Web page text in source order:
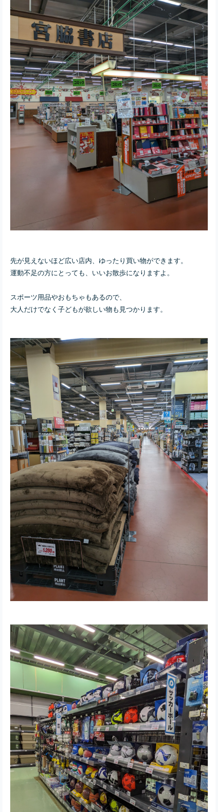
先が見えないほど広い店内、ゆったり買い物ができます。
運動不足の方にとっても、いいお散歩になりますよ。
スポーツ用品やおもちゃもあるので、
大人だけでなく子どもが欲しい物も見つかります。